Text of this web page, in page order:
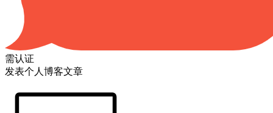
需认证
发表个人博客文章